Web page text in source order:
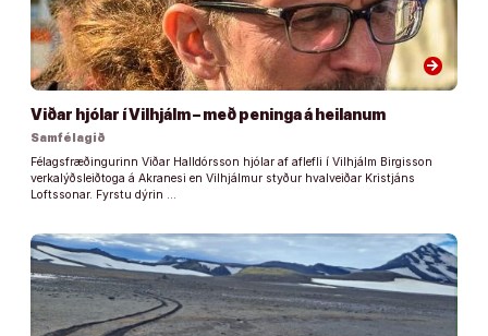
arrow_forward
Viðar hjólar í Vilhjálm – með peninga á heilanum
Samfélagið
Félagsfræðingurinn Viðar Halldórsson hjólar af aflefli í Vilhjálm Birgisson
verkalýðsleiðtoga á Akranesi en Vilhjálmur styður hvalveiðar Kristjáns
Loftssonar. Fyrstu dýrin …